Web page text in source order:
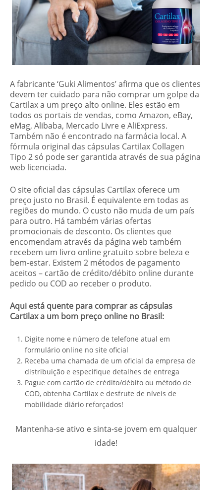
A fabricante ‘Guki Alimentos’ afirma que os clientes
devem ter cuidado para não comprar um golpe da
Cartilax a um preço alto online. Eles estão em
todos os portais de vendas, como Amazon, eBay,
eMag, Alibaba, Mercado Livre e AliExpress.
Também não é encontrado na farmácia local. A
fórmula original das cápsulas Cartilax Collagen
Tipo 2 só pode ser garantida através de sua página
web licenciada.
O site oficial das cápsulas Cartilax oferece um
preço justo no Brasil. É equivalente em todas as
regiões do mundo. O custo não muda de um país
para outro. Há também várias ofertas
promocionais de desconto. Os clientes que
encomendam através da página web também
recebem um livro online gratuito sobre beleza e
bem-estar. Existem 2 métodos de pagamento
aceitos – cartão de crédito/débito online durante
pedido ou COD ao receber o produto.
Aqui está quente para comprar as cápsulas
Cartilax a um bom preço online no Brasil:
Digite nome e número de telefone atual em
formulário online no site oficial
Receba uma chamada de um oficial da empresa de
distribuição e especifique detalhes de entrega
Pague com cartão de crédito/débito ou método de
COD, obtenha Cartilax e desfrute de níveis de
mobilidade diário reforçados!
Mantenha-se ativo e sinta-se jovem em qualquer
idade!